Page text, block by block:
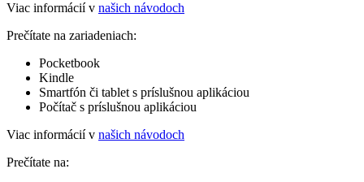
Viac informácií v našich návodoch
Prečítate na zariadeniach:
Pocketbook
Kindle
Smartfón či tablet s príslušnou aplikáciou
Počítač s príslušnou aplikáciou
Viac informácií v našich návodoch
Prečítate na: